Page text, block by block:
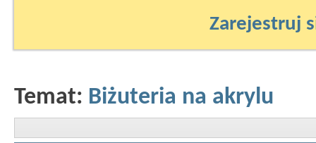
Zarejestruj
Temat: Biżuteria na akrylu